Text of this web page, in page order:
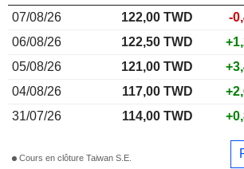
07/08/26
122,00 TWD -
06/08/26
122,50 TWD
05/08/26
121,00 TWD
04/08/26
117,00 TWD
31/07/26
114,00 TWD
Cours en clôture Taiwan S.E.